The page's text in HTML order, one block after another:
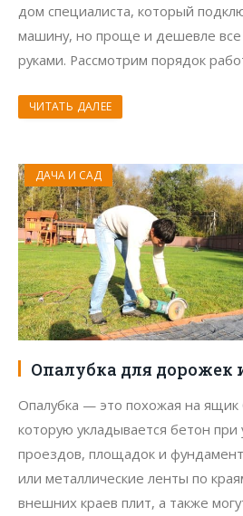
дом специалиста, который
машину, но проще и дешевле все
руками. Рассмотрим порядок
ЧИТАТЬ ДАЛЕЕ
ДАЧА И САД
Опалубка для дорожек
Опалубка — это похожая на
которую укладывается бетон
проездов, площадок и
или металлические ленты по
внешних краев плит, а также